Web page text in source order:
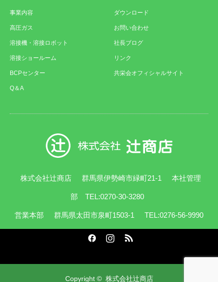
事業内容
高圧ガス
溶接機・溶接ロボット
溶接ショールーム
BCPセンター
Q＆A
ダウンロード
お問い合わせ
社長ブログ
リンク
共栄会オフィシャルサイト
株式会社辻商店 群馬県伊勢崎市緑町21-1 本社管理
部 TEL:0270-30-3280
営業本部 群馬県太田市泉町1503-1 TEL:0276-56-9990
Copyright © 株式会社辻商店